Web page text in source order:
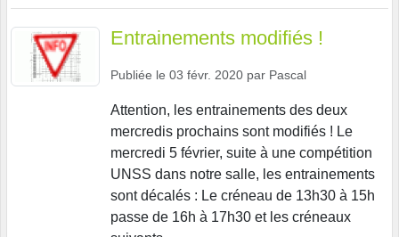
Entrainements modifiés !
Publiée le 03 févr. 2020 par Pascal
Attention, les entrainements des deux
mercredis prochains sont modifiés ! Le
mercredi 5 février, suite à une compétition
UNSS dans notre salle, les entrainements
sont décalés : Le créneau de 13h30 à 15h
passe de 16h à 17h30 et les créneaux